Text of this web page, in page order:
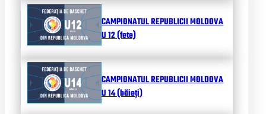
CAMPIONATUL REPUBLICII MOLDOVA
U 12 (fete)
CAMPIONATUL REPUBLICII MOLDOVA
U 14 (băieți)